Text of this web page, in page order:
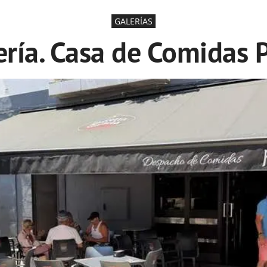
GALERÍAS
Casa de Comidas